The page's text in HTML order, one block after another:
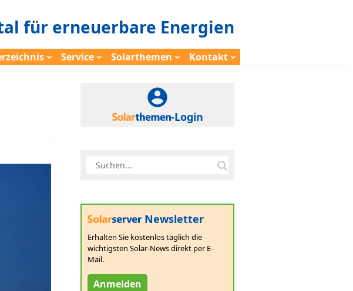
für erneuerbare Energien
Service Solarthemen Kontakt
-Login
Newsletter
Erhalten Sie kostenlos täglich die
wichtigsten Solar-News direkt per E-
Mail.
Anmelden